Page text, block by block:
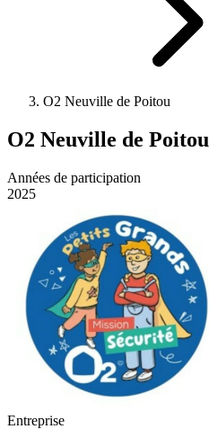
O2 Neuville de Poitou
O2 Neuville de Poitou
Années de participation
2025
Entreprise